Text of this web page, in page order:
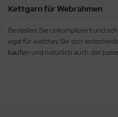
Kettgarn für Webrahmen
Bestellen Sie unkompliziert und
egal für welches Sie sich
kaufen und natürlich auch das